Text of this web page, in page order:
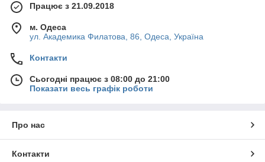
Працює з 21.09.2018
м. Одеса
ул. Академика Филатова, 86, Одеса, Україна
Контакти
Сьогодні працює з 08:00 до 21:00
Показати весь графік роботи
Про нас
Контакти